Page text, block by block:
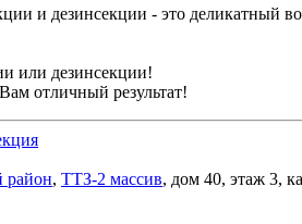
и дезинсекции - это деликатный
или дезинсекции!
отличный результат!
район, ТТЗ-2 массив, дом 40, этаж 3,